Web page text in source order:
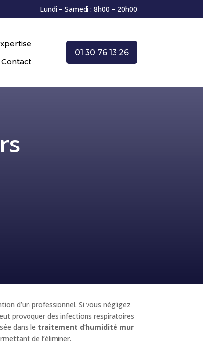
Lundi – Samedi : 8h00 – 20h00
Contact
01 30 76 13 26
d’un professionnel. Si vous négligez
provoquer des infections respiratoires
dans le traitement d’humidité mur
de l’éliminer.